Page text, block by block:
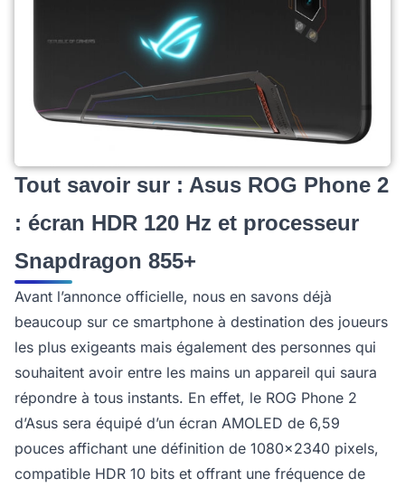
Tout savoir sur : Asus ROG Phone 2
: écran HDR 120 Hz et processeur
Snapdragon 855+
Avant l’annonce officielle, nous en savons déjà
beaucoup sur ce smartphone à destination des joueurs
les plus exigeants mais également des personnes qui
souhaitent avoir entre les mains un appareil qui saura
répondre à tous instants. En effet, le ROG Phone 2
d’Asus sera équipé d’un écran AMOLED de 6,59
pouces affichant une définition de 1080x2340 pixels,
compatible HDR 10 bits et offrant une fréquence de